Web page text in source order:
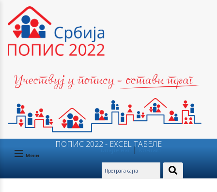
Мени
|
ПОПИС 2022 - EXCEL ТАБЕЛЕ